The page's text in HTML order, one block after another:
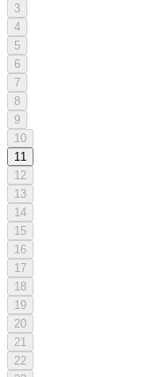
3
4
5
6
7
8
9
10
11
12
13
14
15
16
17
18
19
20
21
22